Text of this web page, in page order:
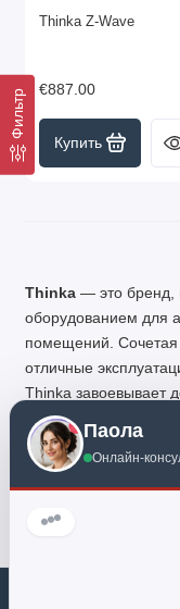
Фильтр
Thinka Z-Wave
€887.00
Купить
Thinka— это бренд,
оборудованием для
помещений. Сочетая
отличные
Thinka завоевывает
автоматизации.
Почему
Читать дальше
Паола
Онлайн-